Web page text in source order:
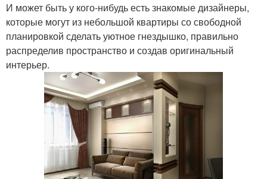
И может быть у кого-нибудь есть знакомые дизайнеры,
которые могут из небольшой квартиры со свободной
планировкой сделать уютное гнездышко, правильно
распределив пространство и создав оригинальный
интерьер.